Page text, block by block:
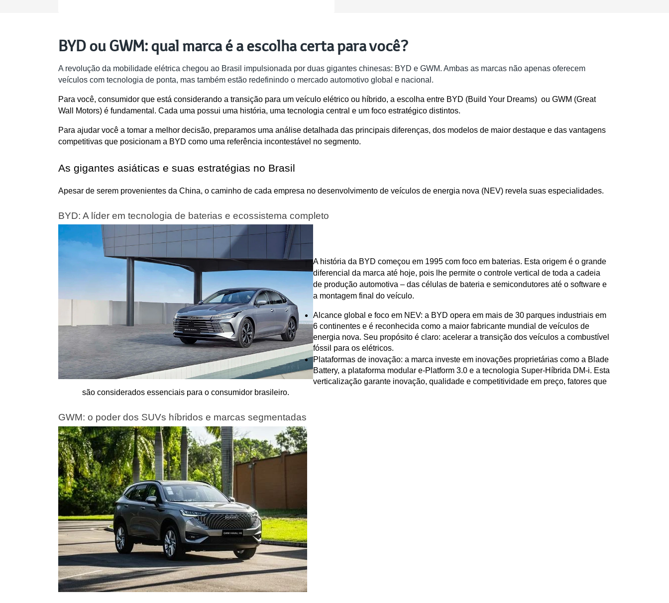
BYD ou GWM: qual marca é a escolha certa para você?
A revolução da mobilidade elétrica chegou ao Brasil impulsionada por duas gigantes chinesas: BYD e GWM. Ambas as marcas não apenas oferecem
veículos com tecnologia de ponta, mas também estão redefinindo o mercado automotivo global e nacional.
Para você, consumidor que está considerando a transição para um veículo elétrico ou híbrido, a escolha entre BYD (Build Your Dreams)  ou GWM (Great
Wall Motors) é fundamental. Cada uma possui uma história, uma tecnologia central e um foco estratégico distintos.
Para ajudar você a tomar a melhor decisão, preparamos uma análise detalhada das principais diferenças, dos modelos de maior destaque e das vantagens
competitivas que posicionam a BYD como uma referência incontestável no segmento.
As gigantes asiáticas e suas estratégias no Brasil
Apesar de serem provenientes da China, o caminho de cada empresa no desenvolvimento de veículos de energia nova (NEV) revela suas especialidades.
BYD: A líder em tecnologia de baterias e ecossistema completo
A história da BYD começou em 1995 com foco em baterias. Esta origem é o grande
diferencial da marca até hoje, pois lhe permite o controle vertical de toda a cadeia
de produção automotiva – das células de bateria e semicondutores até o software e
a montagem final do veículo.
Alcance global e foco em NEV: a BYD opera em mais de 30 parques industriais em
6 continentes e é reconhecida como a maior fabricante mundial de veículos de
energia nova. Seu propósito é claro: acelerar a transição dos veículos a combustível
fóssil para os elétricos.
Plataformas de inovação: a marca investe em inovações proprietárias como a Blade
Battery, a plataforma modular e-Platform 3.0 e a tecnologia Super-Híbrida DM-i. Esta
verticalização garante inovação, qualidade e competitividade em preço, fatores que
são considerados essenciais para o consumidor brasileiro.
GWM: o poder dos SUVs híbridos e marcas segmentadas